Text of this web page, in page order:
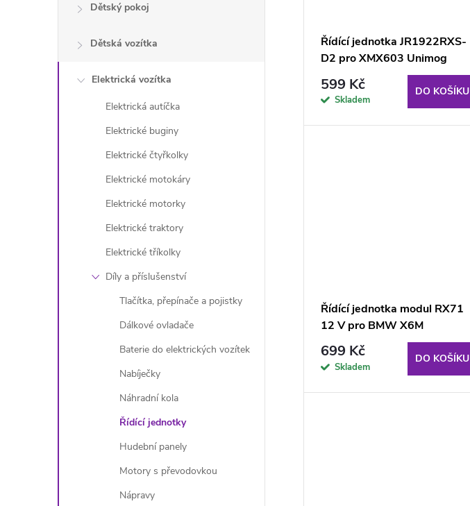
Dětský pokoj
Dětská vozítka
Elektrická vozítka
Elektrická autíčka
Elektrické buginy
Elektrické čtyřkolky
Elektrické motokáry
Elektrické motorky
Elektrické traktory
Elektrické tříkolky
Díly a příslušenství
Tlačítka, přepínače a pojistky
Dálkové ovladače
Baterie do elektrických vozítek
Nabíječky
Náhradní kola
Řídící jednotky
Hudební panely
Motory s převodovkou
Nápravy
u
o
Řídící jednotka JR1922RXS-
D2 pro XMX603 Unimog
599 Kč
Skladem
DO KOŠÍKU
Řídící jednotka modul RX71
12 V pro BMW X6M
699 Kč
Skladem
DO KOŠÍKU